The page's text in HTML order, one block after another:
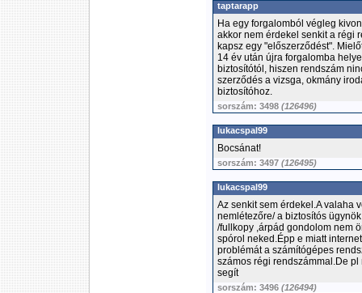
taptarapp
Ha egy forgalomból végleg
akkor nem érdekel senkit a régi
kapsz egy "előszerződést".
14 év után újra forgalomba
biztosítótól, hiszen rendszám
szerződés a vizsga, okmány
biztosítóhoz.
sorszám: 3498 (126496)
lukacspal99
Bocsánat!
sorszám: 3497 (126495)
lukacspal99
Az senkit sem érdekel.A valaha
nemlétezőre/ a biztosítós
/fullkopy ,árpád gondolom nem
spórol neked.Épp e miatt
problémát a számítógépes
számos régi rendszámmal.De
segít
sorszám: 3496 (126494)